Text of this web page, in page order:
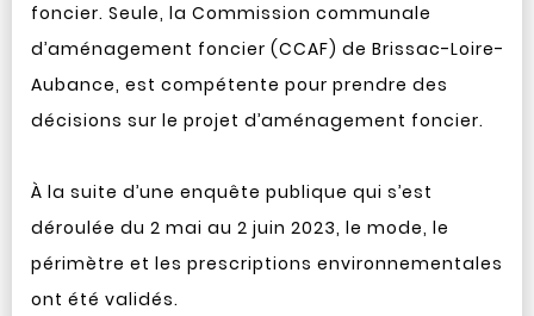
foncier. Seule, la Commission communale
d’aménagement foncier (CCAF) de Brissac-Loire-
Aubance, est compétente pour prendre des
décisions sur le projet d’aménagement foncier.
À la suite d’une enquête publique qui s’est
déroulée du 2 mai au 2 juin 2023, le mode, le
périmètre et les prescriptions environnementales
ont été validés.